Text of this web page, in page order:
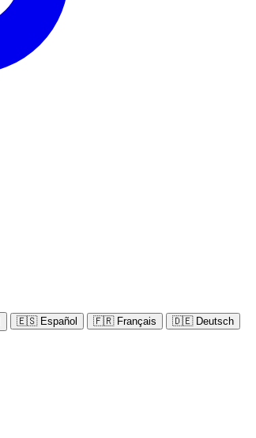
🇪🇸 Español 🇫🇷 Français 🇩🇪 Deutsch